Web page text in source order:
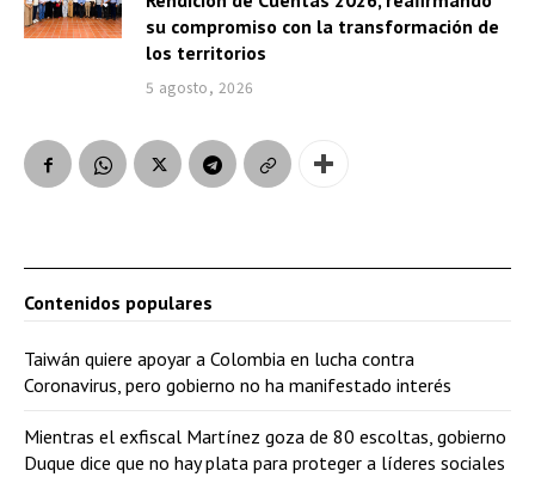
su compromiso con la transformación de
los territorios
5 agosto, 2026
Contenidos populares
Taiwán quiere apoyar a Colombia en lucha contra
Coronavirus, pero gobierno no ha manifestado interés
Mientras el exfiscal Martínez goza de 80 escoltas, gobierno
Duque dice que no hay plata para proteger a líderes sociales